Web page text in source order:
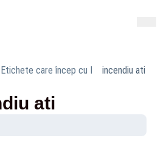
Etichete care încep cu I incendiu ati
ati